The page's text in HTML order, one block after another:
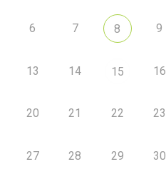
6 7 8 9
13 14 15 16
20 21 22 23
27 28 29 30